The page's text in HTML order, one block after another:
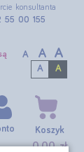
A A A
A A
konsultanta
55 00 155
Koszyk
0,00 zł